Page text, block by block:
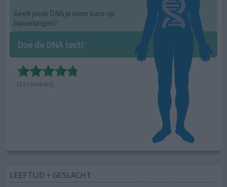
Geeft jouw DNA je meer kans op
bijwerkingen?
Doe de DNA test!
(52 reviews)
LEEFTIJD + GESLACHT